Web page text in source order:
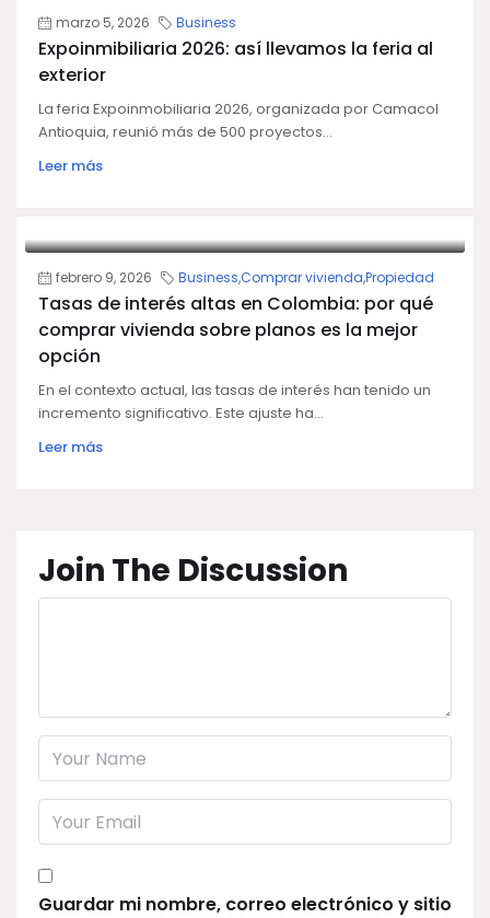
marzo 5, 2026 Business
Expoinmibiliaria 2026: así llevamos la feria al
exterior
La feria Expoinmobiliaria 2026, organizada por Camacol
Antioquia, reunió más de 500 proyectos...
Leer más
febrero 9, 2026 Business,Comprar vivienda,Propiedad
Tasas de interés altas en Colombia: por qué
comprar vivienda sobre planos es la mejor
opción
En el contexto actual, las tasas de interés han tenido un
incremento significativo. Este ajuste ha...
Leer más
Join The Discussion
Guardar mi nombre, correo electrónico y sitio